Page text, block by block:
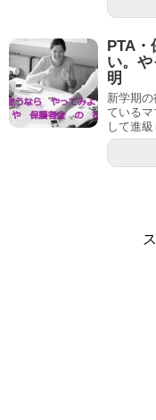
PTA
い。
明
新学期
ている
して進